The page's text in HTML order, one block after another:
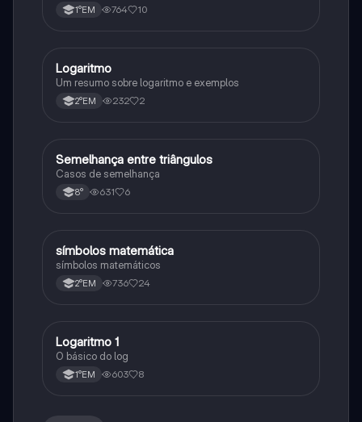
1°EM 764 10
Matematica
Logaritmo
Um resumo sobre logaritmo e exemplos
2°EM 232 2
Matematica
Semelhança entre triângulos
Casos de semelhança
8° 631 6
Matematica
símbolos matemática
símbolos matemáticos
2°EM 736 24
Matematica
Logaritmo 1
O básico do log
1°EM 603 8